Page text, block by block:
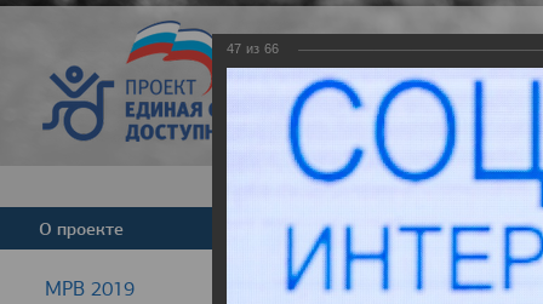
Версия для
О проекте Команда Новости
МРВ 2019
47 из 66